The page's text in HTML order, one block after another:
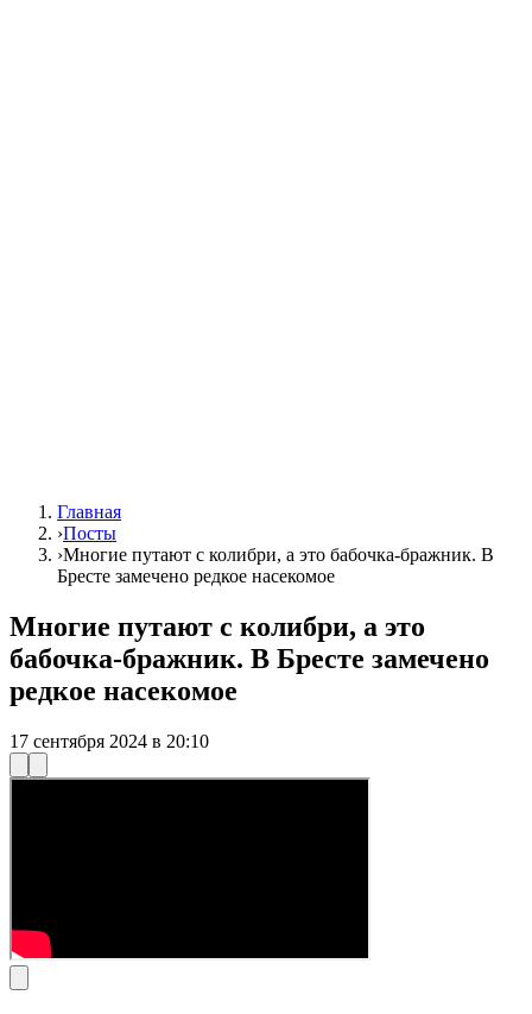
Главная
›Посты
›Многие путают с колибри, а это бабочка-бражник. В
Бресте замечено редкое насекомое
Многие путают с колибри, а это
бабочка-бражник. В Бресте замечено
редкое насекомое
17 сентября 2024 в 20:10